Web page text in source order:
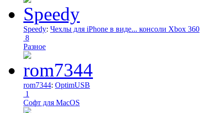
Speedy: Чехлы для iPhone в виде... консоли Xbox 360
8
Разное
rom7344: OptimUSB
1
Софт для MacOS